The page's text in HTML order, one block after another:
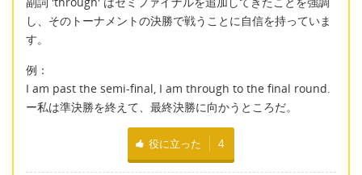
し、そのトーナメントの決勝で戦うことに自信を持っていま
す。
例：
I am past the semi-final, I am through to the final round.
ー私は準決勝を終えて、最終決勝に向かうところだ。
役に立った 4